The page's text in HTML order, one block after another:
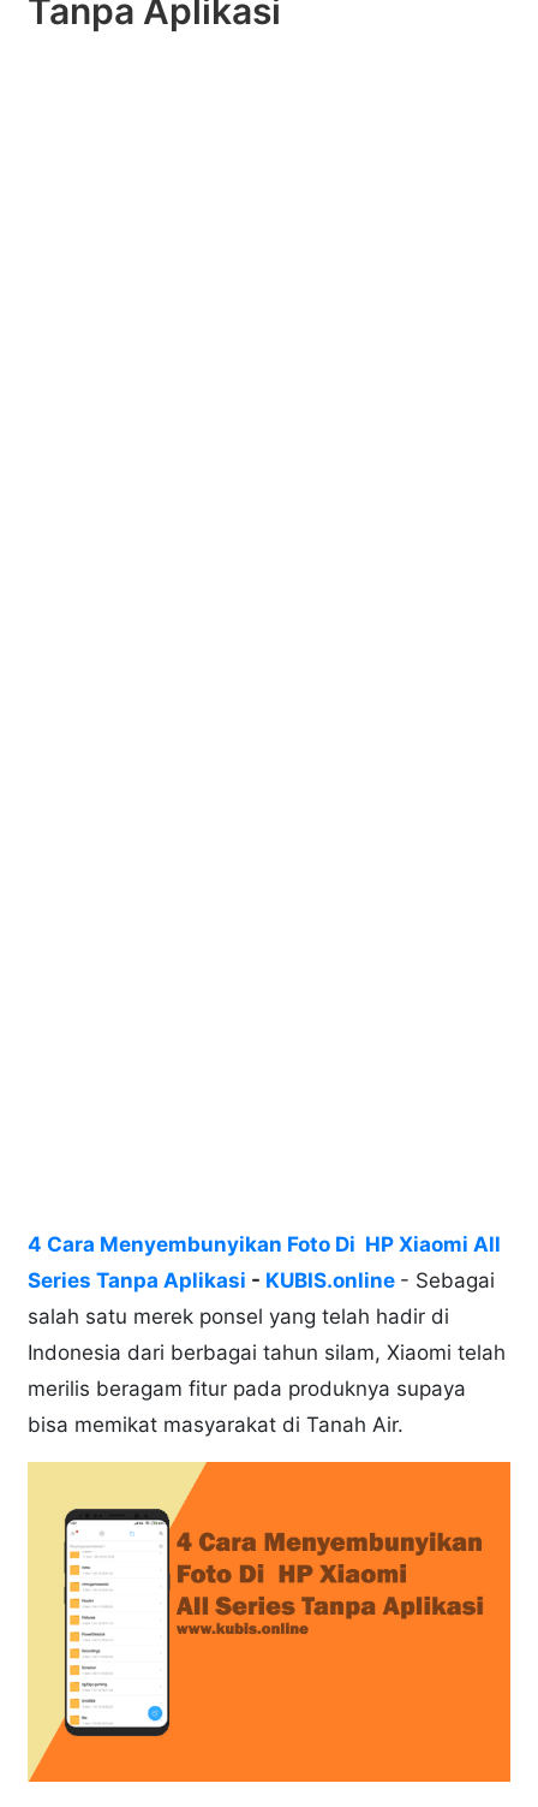
Tanpa Aplikasi
4 Cara Menyembunyikan Foto Di HP Xiaomi All
Series Tanpa Aplikasi - KUBIS.online - Sebagai
salah satu merek ponsel yang telah hadir di
Indonesia dari berbagai tahun silam, Xiaomi telah
merilis beragam fitur pada produknya supaya
bisa memikat masyarakat di Tanah Air.